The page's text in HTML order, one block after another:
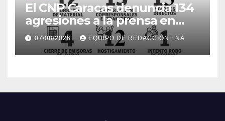
El CNP Caracas denuncia 134
agresiones a la prensa en
2026
07/08/2026 EQUIPO DE REDACCIÓN LNA